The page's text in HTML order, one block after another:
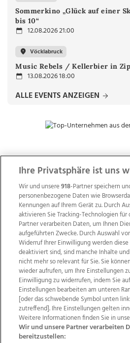
Sommerkino „Glück auf einer
bis 10“
12.08.2026 21:00
Vöcklabruck
Music Rebels / Kellerbier in
13.08.2026 18:00
ALLE EVENTS ANZEIGEN
ZUR
Wir über uns Mediadaten
Datenschutz
Impressum
AGB Website
Ehrenkodex
Ihre Privatsphäre ist uns
Wir und unsere918-Partner speichern
personenbezogene Daten wie
Kennungen auf Ihrem Gerät zu. Durch
aktivieren Sie Tracking-Technologien für
Partner verarbeiten Daten, um Ihnen
aufgeführten Zwecke. Durch Auswahl
Widerruf Ihrer Einwilligung werden
deaktiviert sind, sind manche Inhalte
nicht mehr so relevant für Sie. Sie
wieder aufrufen, um Ihre Einstellungen
Einwilligung zu widerrufen, indem Sie
Einstellungen bearbeiten am unteren
[oder das schwebende Symbol unten
zutreffend]. Ihre Einstellungen gelten
Weitere Informationen finden Sie in
Wir und unsere Partner verarbeiten
bereitzustellen: